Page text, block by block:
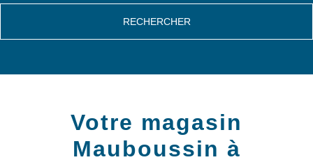
RECHERCHER
Votre magasin
Mauboussin à